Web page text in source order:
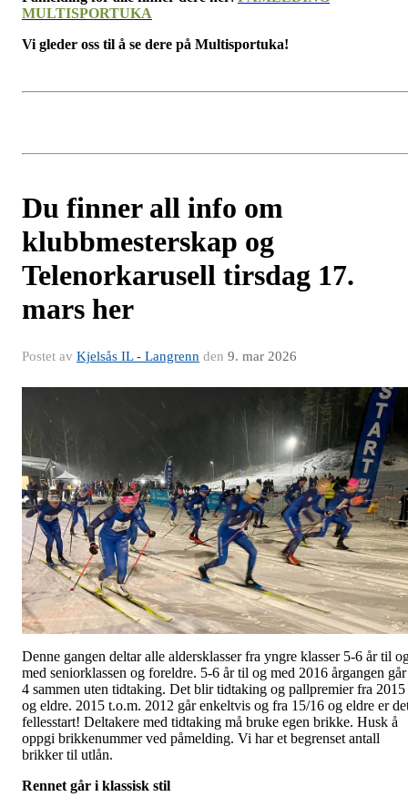
MULTISPORTUKA
Vi gleder oss til å se dere på Multisportuka!
Du finner all info om
klubbmesterskap og
Telenorkarusell tirsdag 17.
mars her
Postet av Kjelsås IL - Langrenn den 9. mar 2026
Denne gangen deltar alle aldersklasser fra yngre klasser 5-6 år til
med seniorklassen og foreldre. 5-6 år til og med 2016 årgangen går
4 sammen uten tidtaking. Det blir tidtaking og pallpremier fra 2015
og eldre. 2015 t.o.m. 2012 går enkeltvis og fra 15/16 og eldre er
fellesstart! Deltakere med tidtaking må bruke egen brikke. Husk å
oppgi brikkenummer ved påmelding. Vi har et begrenset antall
brikker til utlån.
Rennet går i klassisk stil